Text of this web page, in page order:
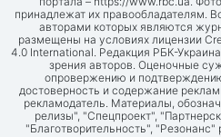
принадлежат их правообладателям.
авторами которых являются
размещены на условиях лицензии
4.0 International. Редакция РБК-
зрения авторов. Оценочные
опровержению и
достоверность и содержание
рекламодатель. Материалы,
релизы", "Спецпроект",
"Благотворительность",